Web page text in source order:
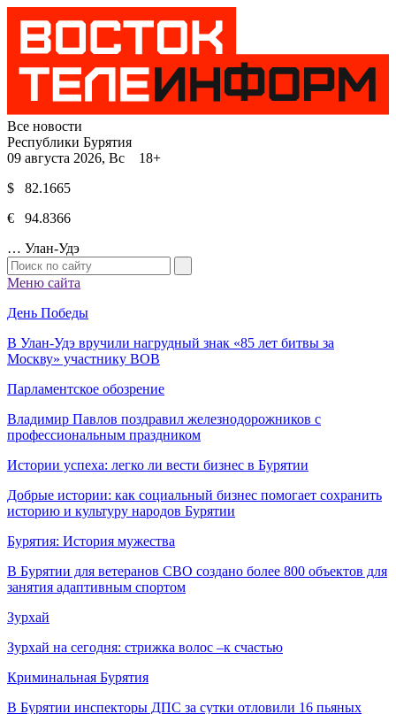
Все новости
Республики Бурятия
09 августа 2026, Вс 18+
$ 82.1665
€ 94.8366
… Улан-Удэ
Меню сайта
День Победы
В Улан-Удэ вручили нагрудный знак «85 лет битвы за
Москву» участнику ВОВ
Парламентское обозрение
Владимир Павлов поздравил железнодорожников с
профессиональным праздником
Истории успеха: легко ли вести бизнес в Бурятии
Добрые истории: как социальный бизнес помогает сохранить
историю и культуру народов Бурятии
Бурятия: История мужества
В Бурятии для ветеранов СВО создано более 800 объектов для
занятия адаптивным спортом
Зурхай
Зурхай на сегодня: стрижка волос –к счастью
Криминальная Бурятия
В Бурятии инспекторы ДПС за сутки отловили 16 пьяных